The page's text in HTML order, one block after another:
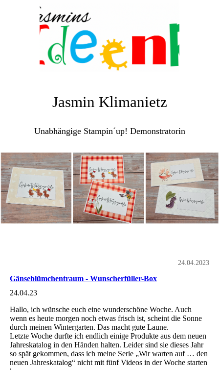
Jasmin Klimanietz
Unabhängige Stampin´up! Demonstratorin
24.04.2023
Gänseblümchentraum - Wunscherfüller-Box
24.04.23
Hallo, ich wünsche euch eine wunderschöne Woche. Auch
wenn es heute morgen noch etwas frisch ist, scheint die Sonne
durch meinen Wintergarten. Das macht gute Laune.
Letzte Woche durfte ich endlich einige Produkte aus dem neuen
Jahreskatalog in den Händen halten. Leider sind sie dieses Jahr
so spät gekommen, dass ich meine Serie „Wir warten auf … den
neuen Jahreskatalog“ nicht mit fünf Videos in der Woche starten